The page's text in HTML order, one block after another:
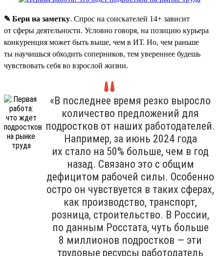
✎ Бери на заметку. Спрос на соискателей 14+ зависит
от сферы деятельности. Условно говоря, на позицию курьера
конкуренция может быть выше, чем в ИТ. Но, чем раньше
ты научишься обходить соперников, тем увереннее будешь
чувствовать себя во взрослой жизни.
«В последнее время резко выросло
количество предложений для
подростков от наших работодателей.
Например, за июнь 2024 года
их стало на 50% больше, чем в год
назад. Связано это с общим
дефицитом рабочей силы. Особенно
остро он чувствуется в таких сферах,
как производство, транспорт,
розница, строительство. В России,
по данным Росстата, чуть больше
8 миллионов подростков — эти
трудовые ресурсы работодатель